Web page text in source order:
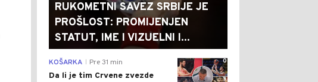
RUKOMETNI SAVEZ SRBIJE JE
PROŠLOST: PROMIJENJEN
STATUT, IME I VIZUELNI I...
0
KOŠARKA Pre 31 min
Da li je tim Crvene zvezde